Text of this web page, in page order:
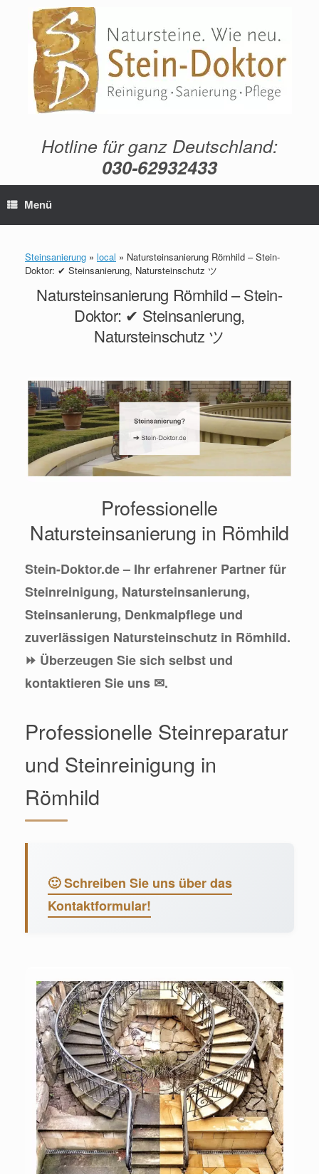
springen
Hotline für ganz Deutschland:
030-62932433
Menü
Steinsanierung » local » Natursteinsanierung Römhild – Stein-
Doktor: ✔ Steinsanierung, Natursteinschutz ツ
Natursteinsanierung Römhild – Stein-
Doktor: ✔ Steinsanierung,
Natursteinschutz ツ
Professionelle
Natursteinsanierung in Römhild
Stein-Doktor.de – Ihr erfahrener Partner für
Steinreinigung, Natursteinsanierung,
Steinsanierung, Denkmalpflege und
zuverlässigen Natursteinschutz in Römhild.
⏩ Überzeugen Sie sich selbst und
kontaktieren Sie uns ✉.
Professionelle Steinreparatur
und Steinreinigung in
Römhild
🙂 Schreiben Sie uns über das
Kontaktformular!